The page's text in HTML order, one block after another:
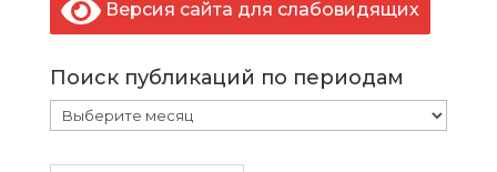
Версия сайта для слабовидящих
Поиск публикаций по периодам
Поиск
публикаций
по